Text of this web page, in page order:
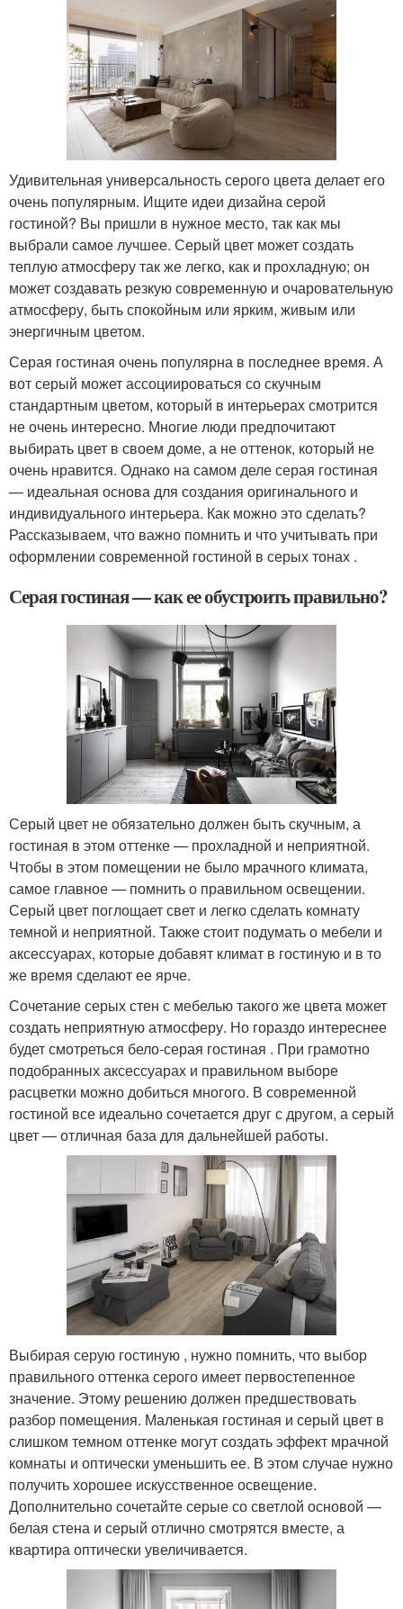
Удивительная универсальность серого цвета делает его
очень популярным. Ищите идеи дизайна серой
гостиной? Вы пришли в нужное место, так как мы
выбрали самое лучшее. Серый цвет может создать
теплую атмосферу так же легко, как и прохладную; он
может создавать резкую современную и очаровательную
атмосферу, быть спокойным или ярким, живым или
энергичным цветом.
Серая гостиная очень популярна в последнее время. А
вот серый может ассоциироваться со скучным
стандартным цветом, который в интерьерах смотрится
не очень интересно. Многие люди предпочитают
выбирать цвет в своем доме, а не оттенок, который не
очень нравится. Однако на самом деле серая гостиная
— идеальная основа для создания оригинального и
индивидуального интерьера. Как можно это сделать?
Рассказываем, что важно помнить и что учитывать при
оформлении современной гостиной в серых тонах .
Серая гостиная — как ее обустроить правильно?
Серый цвет не обязательно должен быть скучным, а
гостиная в этом оттенке — прохладной и неприятной.
Чтобы в этом помещении не было мрачного климата,
самое главное — помнить о правильном освещении.
Серый цвет поглощает свет и легко сделать комнату
темной и неприятной. Также стоит подумать о мебели и
аксессуарах, которые добавят климат в гостиную и в то
же время сделают ее ярче.
Сочетание серых стен с мебелью такого же цвета может
создать неприятную атмосферу. Но гораздо интереснее
будет смотреться бело-серая гостиная . При грамотно
подобранных аксессуарах и правильном выборе
расцветки можно добиться многого. В современной
гостиной все идеально сочетается друг с другом, а серый
цвет — отличная база для дальнейшей работы.
Выбирая серую гостиную , нужно помнить, что выбор
правильного оттенка серого имеет первостепенное
значение. Этому решению должен предшествовать
разбор помещения. Маленькая гостиная и серый цвет в
слишком темном оттенке могут создать эффект мрачной
комнаты и оптически уменьшить ее. В этом случае нужно
получить хорошее искусственное освещение.
Дополнительно сочетайте серые со светлой основой —
белая стена и серый отлично смотрятся вместе, а
квартира оптически увеличивается.